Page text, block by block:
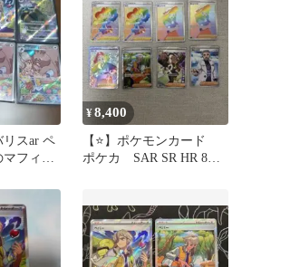
スar ペ
フィテ
¥8,400
【⭐️】ポケモンカード
ポケカ SAR SR HR 8枚